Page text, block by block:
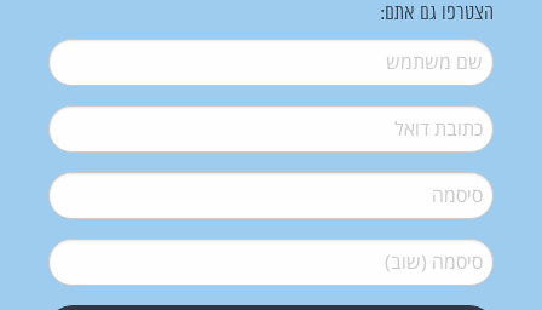
הצטרפו גם אתם:
שם משתמש*
דואל*
סיסמה*
סיסמה (שוב)*